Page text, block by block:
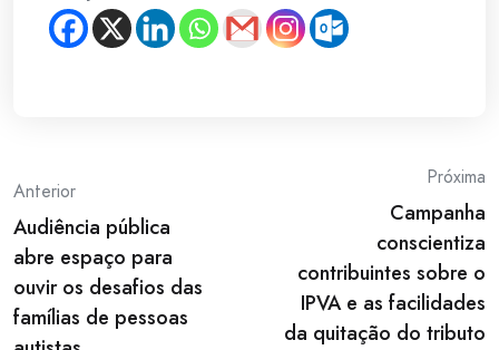
Post
navigation
Anterior
Audiência pública
abre espaço para
ouvir os desafios das
famílias de pessoas
Próxima
Campanha
conscientiza
contribuintes sobre o
IPVA e as facilidades
da quitação do tributo